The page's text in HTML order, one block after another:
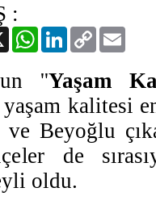
:
X WhatsAppLinkedIn
Copy
Link
''Yaşam
yaşam kalitesi
ve Beyoğlu
de
oldu.